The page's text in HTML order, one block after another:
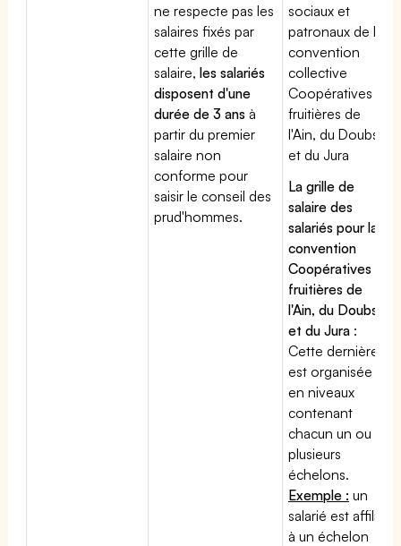
ne respecte pas les
salaires fixés par
cette grille de
salaire,les salariés
disposent d'une
durée de 3 ans à
partir du premier
salaire non
conforme pour
saisir le conseil des
prud'hommes.
sociaux et
patronaux de la
convention
collective
Coopératives
fruitières de
l'Ain, du Doubs
et du Jura
La grille de
salaire des
salariés pour la
convention
Coopératives
fruitières de
l'Ain, du Doubs
et du Jura :
Cette dernière
est organisée
en niveaux
contenant
chacun un ou
plusieurs
échelons.
Exemple : un
salarié est affilié
à un échelon